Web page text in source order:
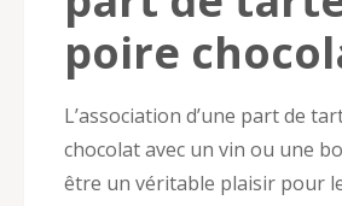
poire
L’association d’une part de
chocolat avec un vin ou une
être un véritable plaisir pour